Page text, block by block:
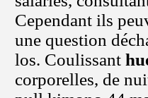
Cependant ils
une question
los. Coulissant
corporelles, de